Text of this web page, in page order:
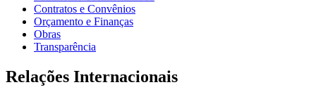
Contratos e Convênios
Orçamento e Finanças
Obras
Transparência
Relações Internacionais